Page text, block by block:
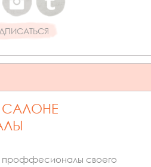
САЛОНЕ
проффесионалы своего